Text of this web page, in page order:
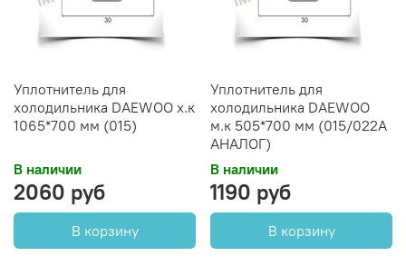
Уплотнитель для
холодильника DAEWOO х.к
1065*700 мм (015)
В наличии
2060 руб
В корзину
Уплотнитель для
холодильника DAEWOO
м.к 505*700 мм (015/022А
АНАЛОГ)
В наличии
1190 руб
В корзину